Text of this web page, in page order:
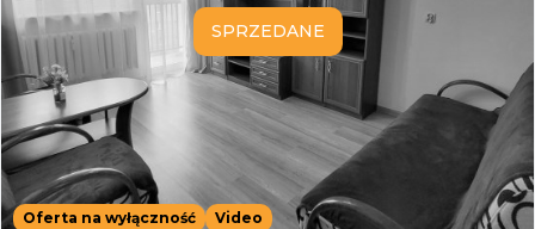
Oferta na wyłączność Video
SPRZEDANE